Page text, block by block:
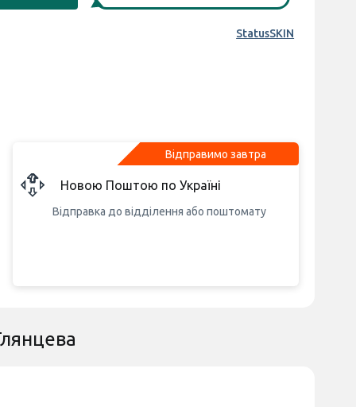
StatusSKIN
Відправимо завтра
Новою Поштою по Україні
Відправка до відділення або поштомату